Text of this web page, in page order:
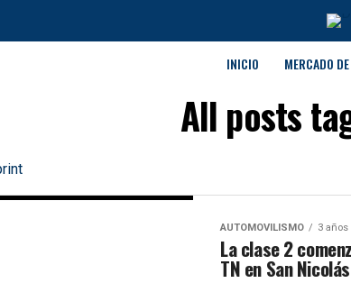
INICIO MERCADO
All posts
AUTOMOVILISMO 3 años
La clase 2
TN en San Nicolás